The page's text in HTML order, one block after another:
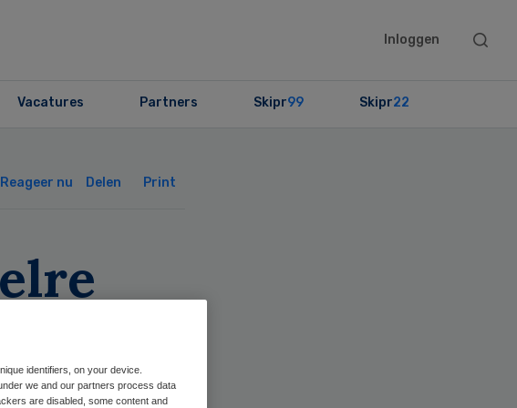
Inloggen
Search
Vacatures Partners Skipr99 Skipr22
Reageer nu Delen Print
al in
identifiers, on your device.
we and our partners process data
are disabled, some content and